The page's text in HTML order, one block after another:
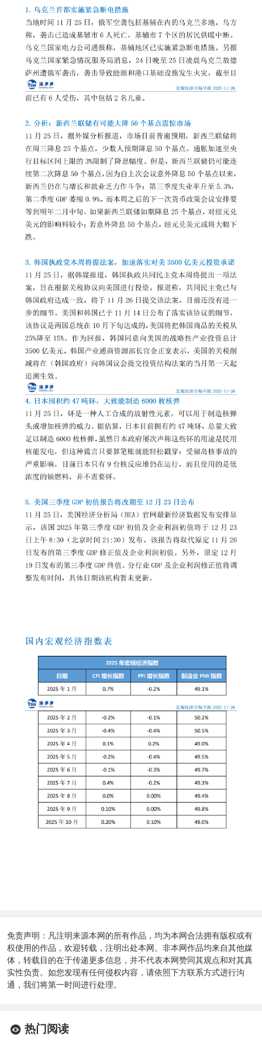
免责声明：凡注明来源本网的所有作品，均为本网合法拥有版权或有
权使用的作品，欢迎转载，注明出处本网。非本网作品均来自其他媒
体，转载目的在于传递更多信息，并不代表本网赞同其观点和对其真
实性负责。如您发现有任何侵权内容，请依照下方联系方式进行沟
通，我们将第一时间进行处理。
热门阅读